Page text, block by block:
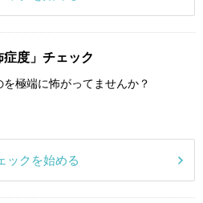
度」チェック
を極端に怖がってませんか？
ックを始める